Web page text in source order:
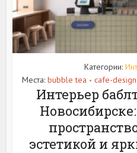
Категории:
Места: bubble tea • cafe-design
Интерьер
эстетикой и